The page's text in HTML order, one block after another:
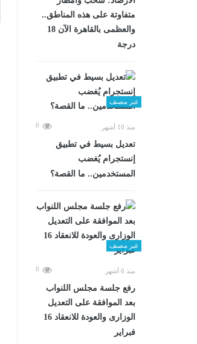
متفاوتة على هذه المناطق..
والعظمى بالقاهرة الآن 18
درجة
غير مصنف
منذ 10 أشهر 0
تعديل بسيط في تطبيق
إنستجرام يُغضب
المستخدمين.. ما القصة؟
غير مصنف
منذ 6 أشهر 0
رفع جلسة مجلس اللنواب
بعد الموافقة على التعديل
الوزارى والعودة للانعقاد 16
فبراير